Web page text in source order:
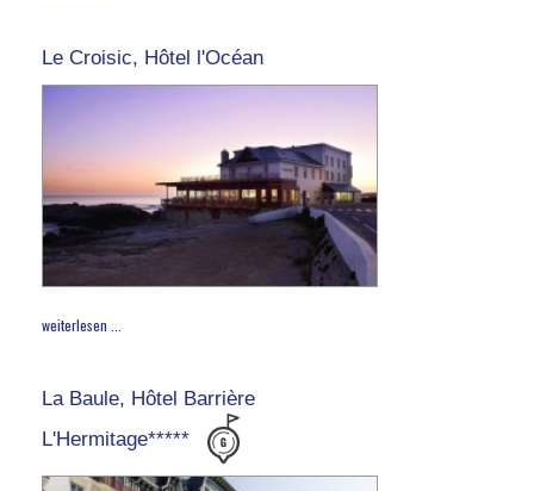
Le Croisic, Hôtel l'Océan
weiterlesen ...
La Baule, Hôtel Barrière
L'Hermitage*****